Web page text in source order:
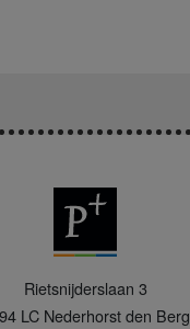
Rietsnijderslaan 3
LC Nederhorst den Berg